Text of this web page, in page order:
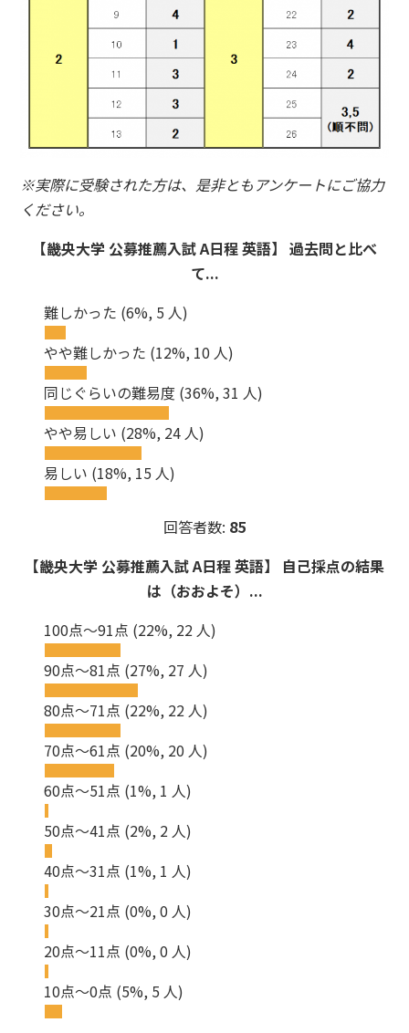
※実際に受験された方は、是非ともアンケートにご協力
ください。
【畿央大学 公募推薦入試 A日程 英語】 過去問と比べ
て...
難しかった (6%, 5 人)
やや難しかった (12%, 10 人)
同じぐらいの難易度 (36%, 31 人)
やや易しい (28%, 24 人)
易しい (18%, 15 人)
回答者数: 85
【畿央大学 公募推薦入試 A日程 英語】 自己採点の結果
は（おおよそ）...
100点～91点 (22%, 22 人)
90点～81点 (27%, 27 人)
80点～71点 (22%, 22 人)
70点～61点 (20%, 20 人)
60点～51点 (1%, 1 人)
50点～41点 (2%, 2 人)
40点～31点 (1%, 1 人)
30点～21点 (0%, 0 人)
20点～11点 (0%, 0 人)
10点～0点 (5%, 5 人)